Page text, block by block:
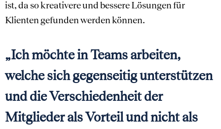
ist, da so kreativere und bessere Lösungen für
Klienten gefunden werden können.
„Ich möchte in Teams arbeiten,
welche sich gegenseitig unterstützen
und die Verschiedenheit der
Mitglieder als Vorteil und nicht als